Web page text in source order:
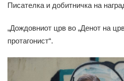
Писателка и добитничка на
„Дождовниот црв во „Денот на
протагонист“.